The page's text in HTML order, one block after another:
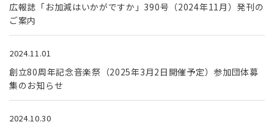
広報誌「お加減はいかがですか」390号（2024年11月）発刊の
ご案内
2024.11.01
創立80周年記念音楽祭（2025年3月2日開催予定）参加団体募
集のお知らせ
2024.10.30